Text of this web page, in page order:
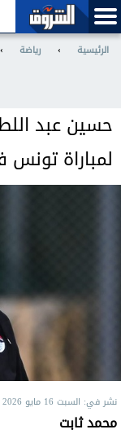
الرئيسية › رياضة ›
حسين عبد
لمباراة تونس
نشر في: السبت 16 مايو 2026 - 2:40 م
محمد ثابت